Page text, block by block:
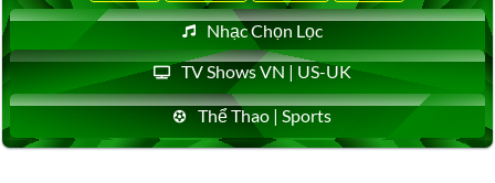
Nhạc Chọn Lọc
TV Shows VN | US-UK
Thể Thao | Sports